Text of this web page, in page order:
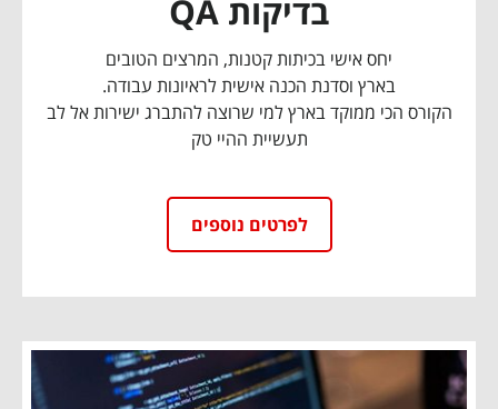
בדיקות QA
יחס אישי בכיתות קטנות, המרצים הטובים
בארץ וסדנת הכנה אישית לראיונות עבודה.
הקורס הכי ממוקד בארץ למי שרוצה להתברג ישירות אל לב
תעשיית ההיי טק
לפרטים נוספים